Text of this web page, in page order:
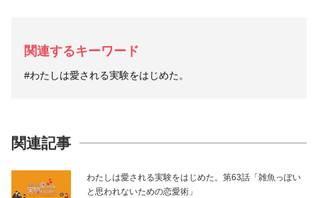
関連するキーワード
#わたしは愛される実験をはじめた。
関連記事
わたしは愛される実験をはじめた。第63話「雑魚っぽい
と思われないための恋愛術」